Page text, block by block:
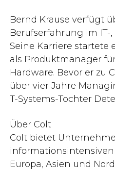
Bernd Krause verfügt
Berufserfahrung im IT-,
Seine Karriere startete
als Produktmanager
Hardware. Bevor er zu
über vier Jahre
T-Systems-Tochter
Über Colt
Colt bietet
Europa, Asien und